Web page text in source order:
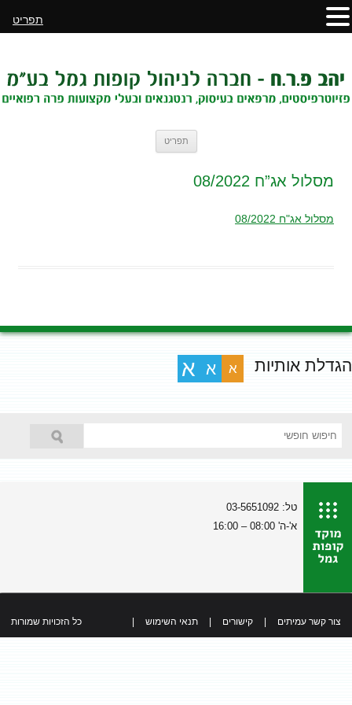
תפריט
מסלול אג”ח 08/2022
מסלול אג"ח 08/2022
הגדלת אותיות א א א
טל: 03-5651092
א'-ה' 08:00 – 16:00
צור קשר עמיתים קישורים תנאי השימוש כל הזכויות שמורות
תפריט